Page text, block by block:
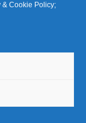
& Cookie Policy;